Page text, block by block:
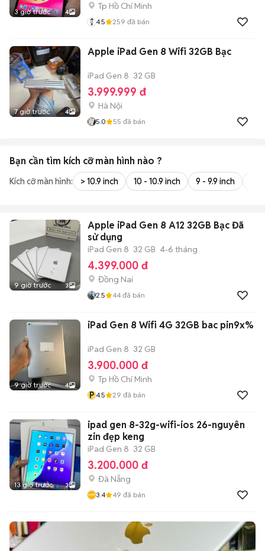
3 giờ trước 4
Tp Hồ Chí Minh
4.5 259 đã bán
7 giờ trước 4
Apple iPad Gen 8 Wifi 32GB Bạc
iPad Gen 8 32 GB
3.999.999 đ
Hà Nội
5.0 55 đã bán
Bạn cần tìm kích cỡ màn hình nào ?
Kích cỡ màn hình: > 10.9 inch 10 - 10.9 inch 9 - 9.9 inch
9 giờ trước 3
Apple iPad Gen 8 A12 32GB Bạc Đã
sử dụng
iPad Gen 8 32 GB 4-6 tháng
4.399.000 đ
Đồng Nai
2.5 44 đã bán
9 giờ trước 4
iPad Gen 8 Wifi 4G 32GB bac pin9x%
iPad Gen 8 32 GB
3.900.000 đ
Tp Hồ Chí Minh
P 4.5 29 đã bán
13 giờ trước 3
ipad gen 8-32g-wifi-ios 26-nguyên
zin đẹp keng
iPad Gen 8 32 GB
3.200.000 đ
Đà Nẵng
3.4 49 đã bán